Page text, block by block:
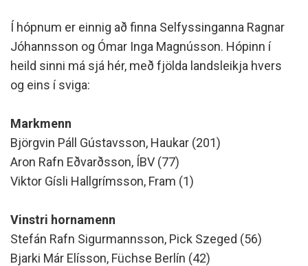
Í hópnum er einnig að finna Selfyssinganna Ragnar
Jóhannsson og Ómar Inga Magnússon. Hópinn í
heild sinni má sjá hér, með fjölda landsleikja hvers
og eins í sviga:
Markmenn
Björgvin Páll Gústavsson, Haukar (201)
Aron Rafn Eðvarðsson, ÍBV (77)
Viktor Gísli Hallgrímsson, Fram (1)
Vinstri hornamenn
Stefán Rafn Sigurmannsson, Pick Szeged (56)
Bjarki Már Elísson, Füchse Berlín (42)